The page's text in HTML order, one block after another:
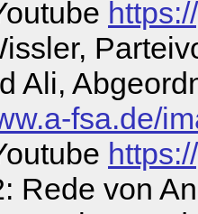
Ali,
fsa.de/
Rede von